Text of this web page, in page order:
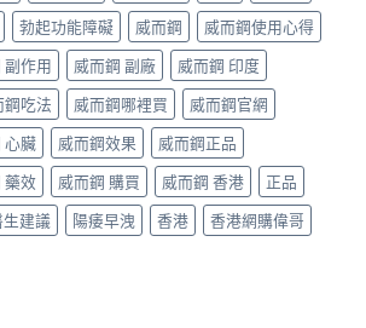
勃起功能障礙 威而鋼
威而鋼使用心得
副作用 威而鋼 副廠
威而鋼 印度
鋼吃法 威而鋼哪裡買
威而鋼官網
心臟 威而鋼效果
威而鋼正品
藥效 威而鋼 購買 威而鋼 香港
正品
生建議 陽痿早洩 香港
香港網購偉哥